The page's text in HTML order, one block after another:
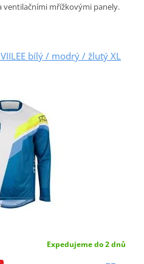
ventilačními mřížkovými panely.
bílý / modrý / žlutý XL
Expedujeme do 2 dnů